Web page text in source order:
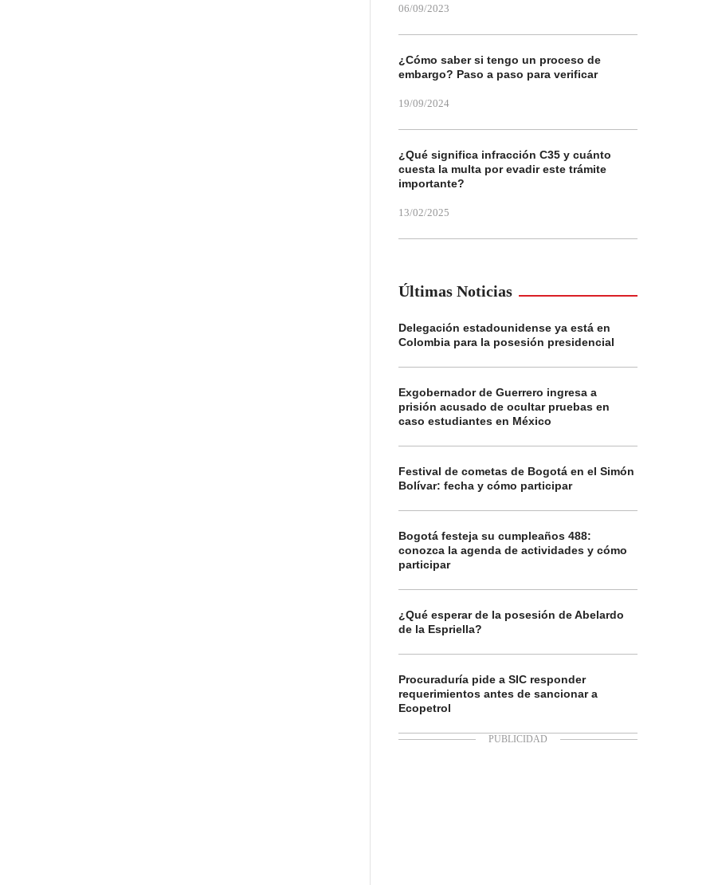
06/09/2023
¿Cómo saber si tengo un proceso de
embargo? Paso a paso para verificar
19/09/2024
¿Qué significa infracción C35 y cuánto
cuesta la multa por evadir este trámite
importante?
13/02/2025
Últimas Noticias
Delegación estadounidense ya está en
Colombia para la posesión presidencial
Exgobernador de Guerrero ingresa a
prisión acusado de ocultar pruebas en
caso estudiantes en México
Festival de cometas de Bogotá en el Simón
Bolívar: fecha y cómo participar
Bogotá festeja su cumpleaños 488:
conozca la agenda de actividades y cómo
participar
¿Qué esperar de la posesión de Abelardo
de la Espriella?
Procuraduría pide a SIC responder
requerimientos antes de sancionar a
Ecopetrol